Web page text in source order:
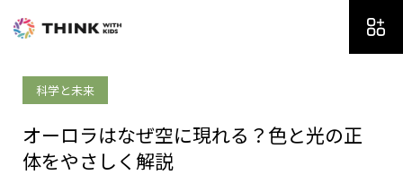
科学と未来
オーロラはなぜ空に現れる？色と光の正
体をやさしく解説